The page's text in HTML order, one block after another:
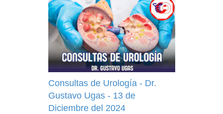
Consultas de Urología - Dr.
Gustavo Ugas - 13 de
Diciembre del 2024